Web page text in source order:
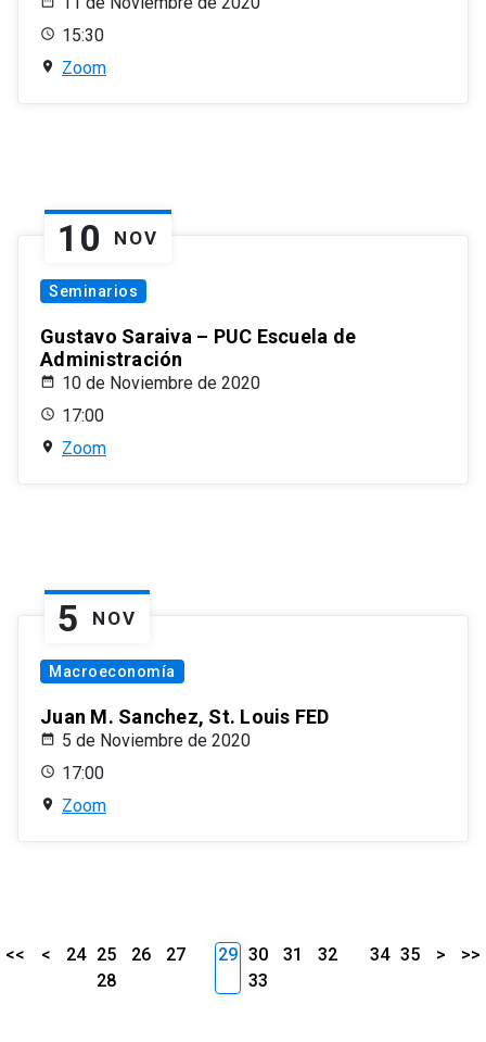
15:30
Zoom
10 NOV
Seminarios
Gustavo Saraiva – PUC Escuela de
Administración
10 de Noviembre de 2020
17:00
Zoom
5 NOV
Macroeconomía
Juan M. Sanchez, St. Louis FED
5 de Noviembre de 2020
17:00
Zoom
<< < 24 25 26
27
28
29 30 31
32
33
34 35 > >>